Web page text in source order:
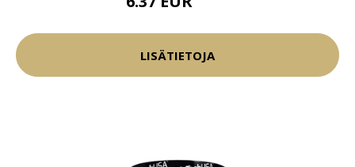
LISÄTIETOJA